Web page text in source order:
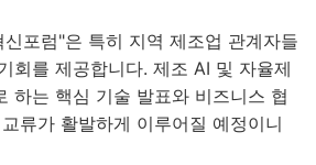
포럼"은 특히 지역 제조업 관계자들
회를 제공합니다. 제조 AI 및 자율제
하는 핵심 기술 발표와 비즈니스 협
류가 활발하게 이루어질 예정이니